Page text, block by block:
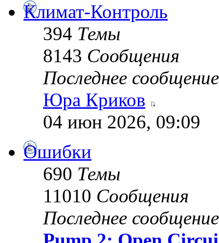
Климат-Контроль
394 Темы
8143 Сообщения
Последнее сообщение
Юра Криков
04 июн 2026, 09:09
Ошибки
690 Темы
11010 Сообщения
Последнее сообщение